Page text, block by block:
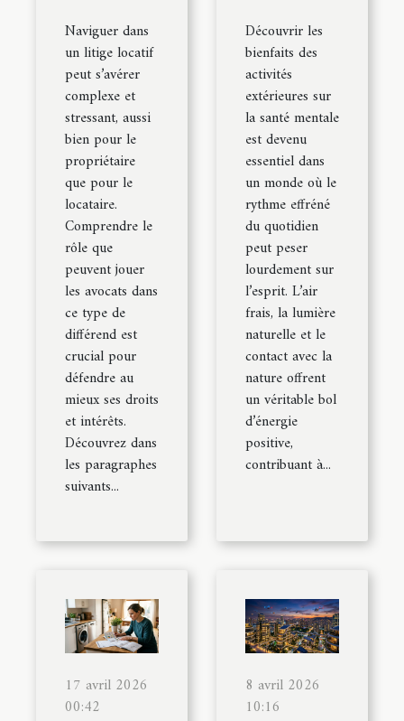
Naviguer dans
un litige locatif
peut s’avérer
complexe et
stressant, aussi
bien pour le
propriétaire
que pour le
locataire.
Comprendre le
rôle que
peuvent jouer
les avocats dans
ce type de
différend est
crucial pour
défendre au
mieux ses droits
et intérêts.
Découvrez dans
les paragraphes
suivants...
Découvrir les
bienfaits des
activités
extérieures sur
la santé mentale
est devenu
essentiel dans
un monde où le
rythme effréné
du quotidien
peut peser
lourdement sur
l’esprit. L’air
frais, la lumière
naturelle et le
contact avec la
nature offrent
un véritable bol
d’énergie
positive,
contribuant à...
17 avril 2026
00:42
8 avril 2026
10:16